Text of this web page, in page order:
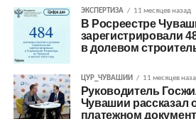
ЭКСПЕРТИЗА 11 месяцев назад
В Росреестре
зарегистрировали
в долевом
ЦУР_ЧУВАШИИ 11 месяцев
Руководитель
Чувашии рассказал
платежном